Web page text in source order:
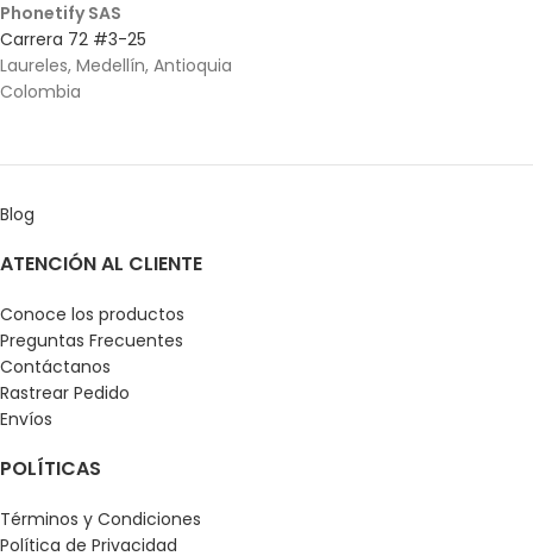
Phonetify SAS
Carrera 72 #3-25
Laureles, Medellín, Antioquia
Colombia
Blog
ATENCIÓN AL CLIENTE
Conoce los productos
Preguntas Frecuentes
Contáctanos
Rastrear Pedido
Envíos
POLÍTICAS
Términos y Condiciones
Política de Privacidad